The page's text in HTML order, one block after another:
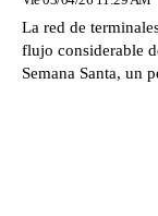
La red de
flujo considerable
Semana Santa, un